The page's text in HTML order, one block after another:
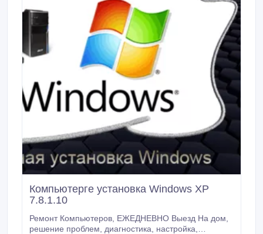
Компьютерге установка Windows XP
7.8.1.10
Ремонт Компьютеров, ЕЖЕДНЕВНО Выезд На дом,
решение проблем, диагностика, настройка,